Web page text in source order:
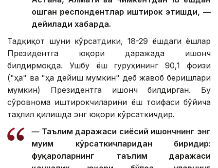
ошган респондентлар иштирок этишди, —
дейилади хабарда.
Тадқиқот шуни кўрсатдики, 18-29 ёшдаги ёшлар
Президентга юқори даражада ишонч
билдирмоқда. Ушбу ёш гуруҳининг 90,1 фоизи
("ҳа" ва "ҳа дейиш мумкин" деб жавоб беришлари
мумкин) Президентга ишонч билдирган. Бу
сўровнома иштирокчиларини ёш тоифаси бўйича
таҳлил қилишда энг юқори кўрсаткичдир.
— Таълим даражаси сиёсий ишончнинг энг
муҳим кўрсаткичларидан биридир:
фуқароларнинг таълим даражаси